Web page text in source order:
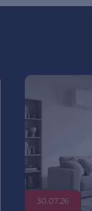
30.07.26